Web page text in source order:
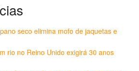
seco elimina mofo de jaquetas e
rio no Reino Unido exigirá 30 anos